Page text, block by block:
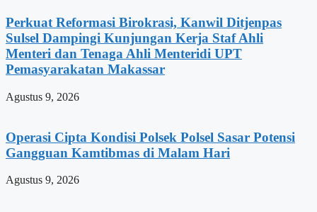
Perkuat Reformasi Birokrasi, Kanwil Ditjenpas
Sulsel Dampingi Kunjungan Kerja Staf Ahli
Menteri dan Tenaga Ahli Menteridi UPT
Pemasyarakatan Makassar
Agustus 9, 2026
Operasi Cipta Kondisi Polsek Polsel Sasar Potensi
Gangguan Kamtibmas di Malam Hari
Agustus 9, 2026